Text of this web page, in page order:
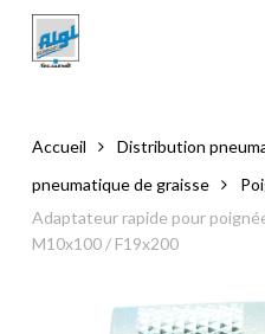
main
Accueil Distribution
pneumatique de graisse
Adaptateur rapide pour
M10x100 / F19x200